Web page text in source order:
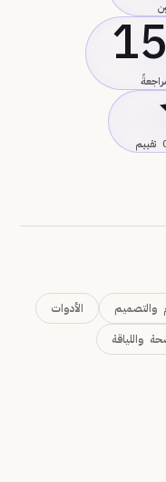
والتصميم الأدوات
واللياقة